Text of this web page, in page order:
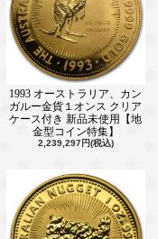
1993 オーストラリア、カン
ガルー金貨１オンス クリア
ケース付き 新品未使用【地
金型コイン特集】
2,239,297円(税込)